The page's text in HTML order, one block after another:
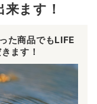
ます！
た商品でもLIFE
ます！